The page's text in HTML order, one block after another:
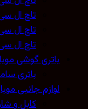
تاچ ال سی
تاچ ال سی دی
تاچ ال سی
باتری گوشی موبایل
باتری
لوازم جانبی موبایل
کابل و شارژ